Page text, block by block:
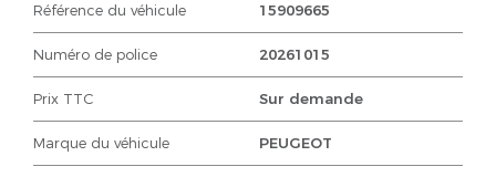
Référence du véhicule 15909665
Numéro de police 20261015
Prix TTC Sur demande
Marque du véhicule PEUGEOT